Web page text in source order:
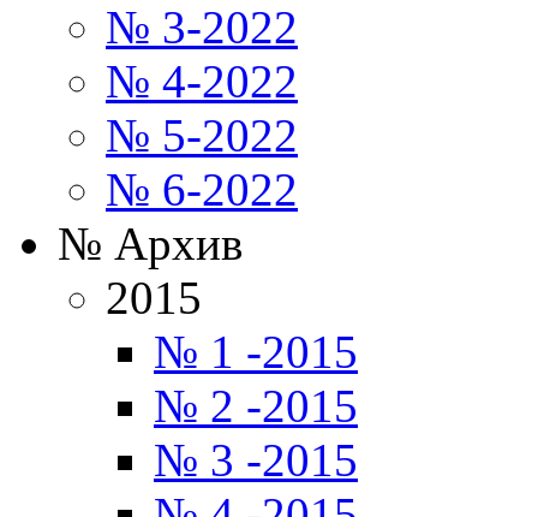
№ 3-2022
№ 4-2022
№ 5-2022
№ 6-2022
№ Архив
2015
№ 1 -2015
№ 2 -2015
№ 3 -2015